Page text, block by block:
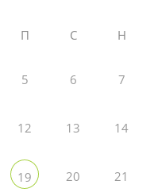
П С Н
5 6 7
12 13 14
19 20 21